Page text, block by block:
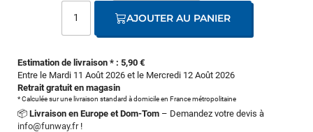
Estimation de livraison * : 5,90 €
Entre le Mardi 11 Août 2026 et le Mercredi 12 Août 2026
Retrait gratuit en magasin
* Calculée sur une livraison standard à domicile en France métropolitaine
📦 Livraison en Europe et Dom-Tom – Demandez votre devis à
info@funway.fr!
AJOUTER AU PANIER